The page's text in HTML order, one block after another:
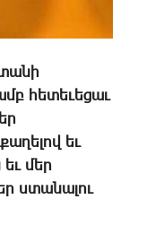
հետեւեցաւ
եւ
մեր
ստանալու